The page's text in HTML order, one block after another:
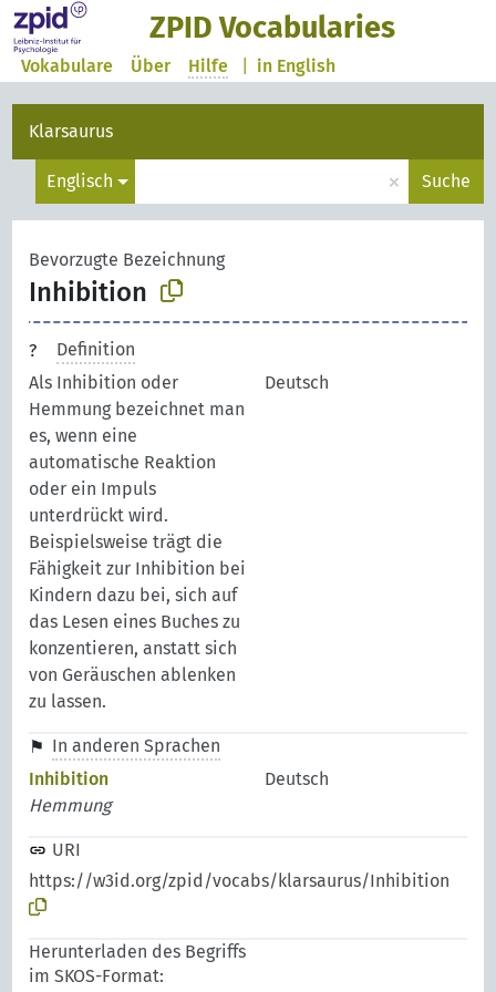
ZPID Vocabularies
in English
Vokabulare Über Hilfe
Klarsaurus
Englisch × Suche
Bevorzugte Bezeichnung
Inhibition
Definition
Als Inhibition oder
Hemmung bezeichnet man
es, wenn eine
automatische Reaktion
oder ein Impuls
unterdrückt wird.
Beispielsweise trägt die
Fähigkeit zur Inhibition bei
Kindern dazu bei, sich auf
das Lesen eines Buches zu
konzentieren, anstatt sich
von Geräuschen ablenken
zu lassen.
Deutsch
In anderen Sprachen
Inhibition
Deutsch
Hemmung
URI
https://w3id.org/zpid/vocabs/klarsaurus/Inhibition
Herunterladen des Begriffs
im SKOS-Format: